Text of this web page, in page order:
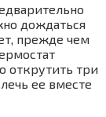
дождаться
прежде чем
открутить три
ее вместе